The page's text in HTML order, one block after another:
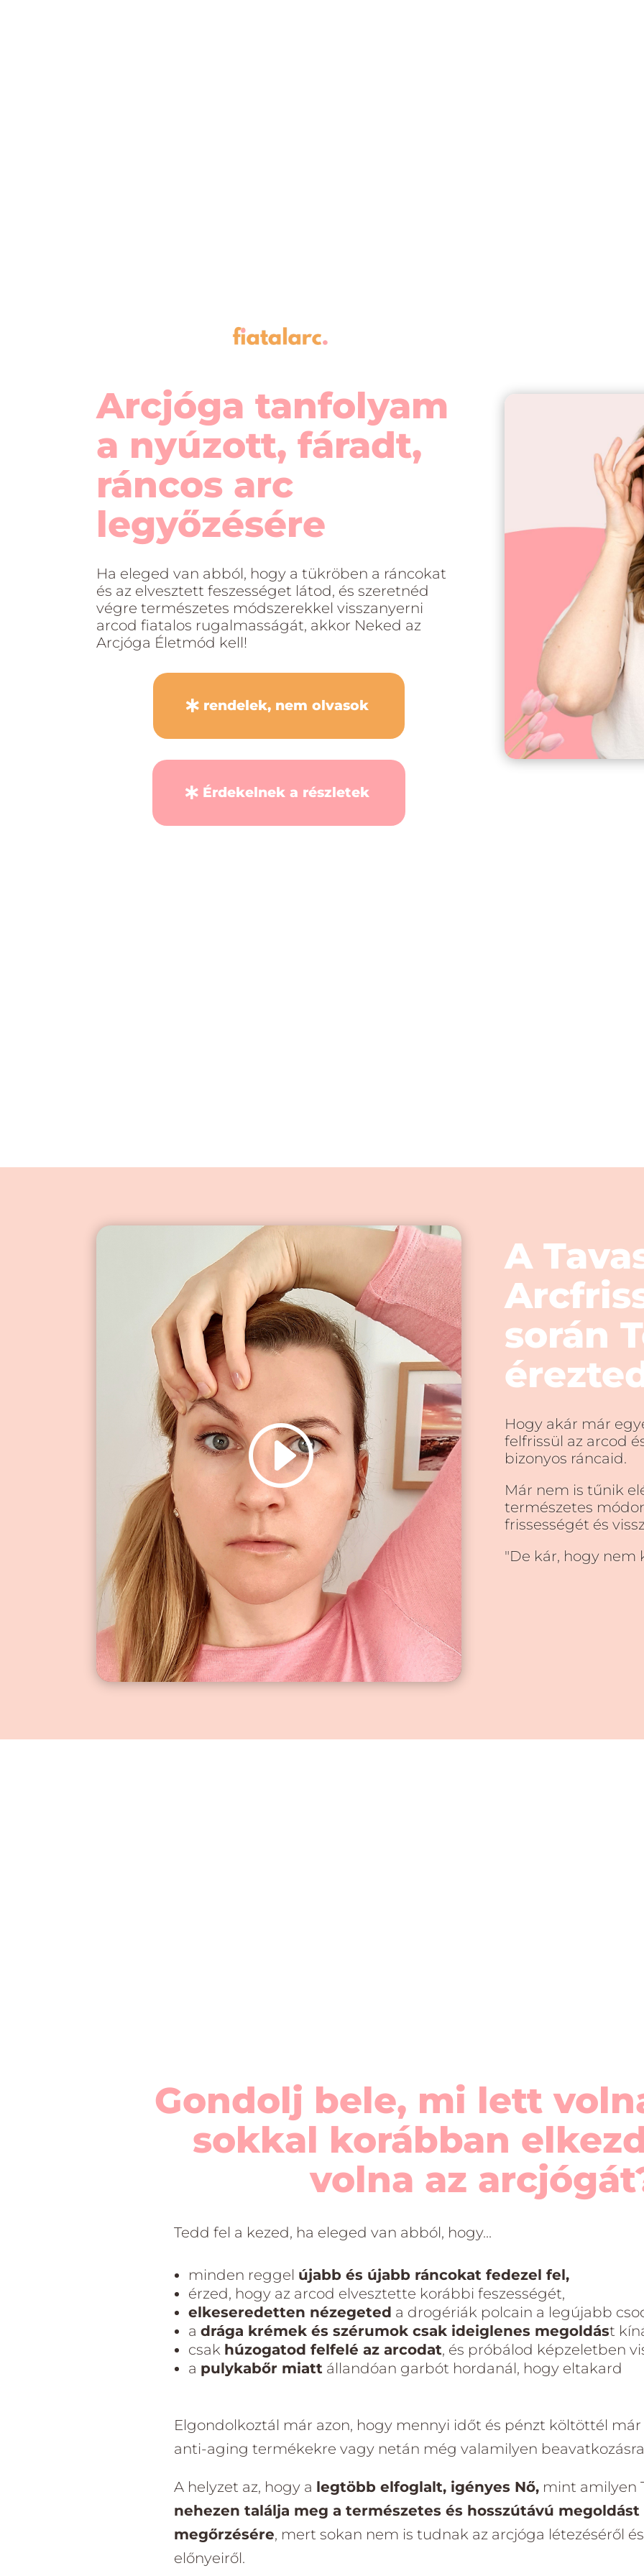
Arcjóga tanfolyam
a nyúzott, fáradt,
ráncos arc
legyőzésére
Ha eleged van abból, hogy a tükröben a ráncokat
és az elvesztett feszességet látod, és szeretnéd
végre természetes módszerekkel visszanyerni
arcod fiatalos rugalmasságát, akkor Neked az
Arcjóga Életmód kell!
rendelek, nem olvasok
Érdekelnek a részletek
A
során
Hogy akár már
felfrissül az arcod
bizonyos ráncaid.
Már nem is tűnik
természetes
frissességét és
"De kár, hogy nem
Gondolj bele, mi lett
sokkal korábban
volna az
Tedd fel a kezed, ha eleged van abból, hogy...
minden reggel újabb és újabb ráncokat fedezel fel,
érzed, hogy az arcod elvesztette korábbi feszességét,
elkeseredetten nézegeted a drogériák polcain a legújabb
a drága krémek és szérumok csak ideiglenes megoldást
csak húzogatod felfelé az arcodat, és próbálod képzeletben
a pulykabőr miattállandóan garbót hordanál, hogy eltakard
Elgondolkoztál már azon, hogy mennyi időt és pénzt költöttél
anti-aging termékekre vagy netán még valamilyen
A helyzet az, hogy a legtöbb elfoglalt, igényes Nő,mint amilyen
nehezen találja meg a természetes és hosszútávú
megőrzésére, mert sokan nem is tudnak az arcjóga létezéséről
előnyeiről.